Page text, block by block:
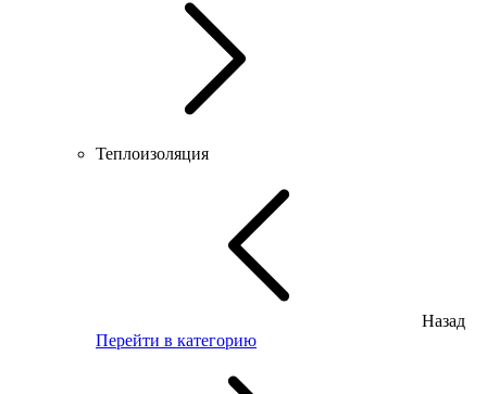
Теплоизоляция
Назад
Перейти в категорию